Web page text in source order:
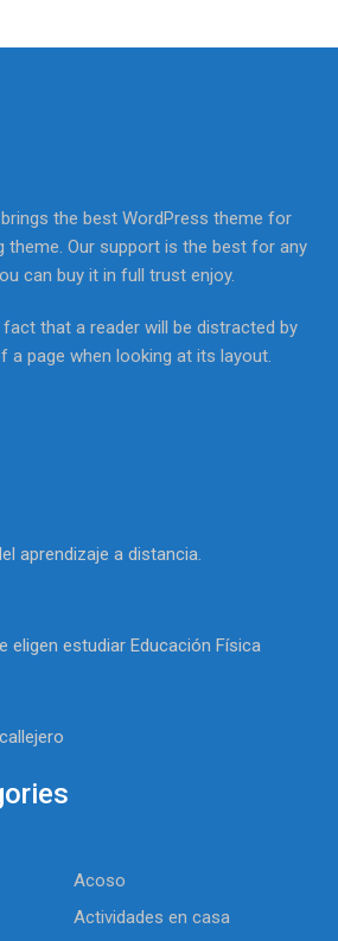
the best WordPress theme for
theme. Our support is the best for any
can buy it in full trust enjoy.
that a reader will be distracted by
a page when looking at its layout.
aprendizaje a distancia.
eligen estudiar Educación Física
Acoso
Actividades en casa